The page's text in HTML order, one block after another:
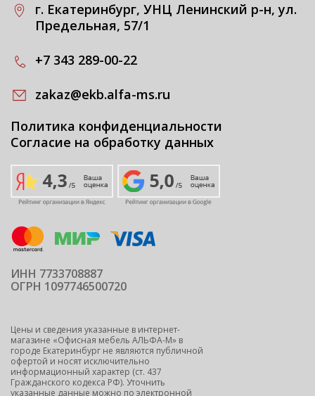
г. Екатеринбург, УНЦ Ленинский р-н, ул.
Предельная, 57/1
+7 343 289-00-22
zakaz@ekb.alfa-ms.ru
Политика конфиденциальности
Согласие на обработку данных
ИНН 7733708887
ОГРН 1097746500720
Цены и сведения указанные в интернет-
магазине «Офисная мебель АЛЬФА-М» в
городе Екатеринбург не являются публичной
офертой и носят исключительно
информационный характер (ст. 437
Гражданского кодекса РФ). Уточнить
указанные данные можно по электронной